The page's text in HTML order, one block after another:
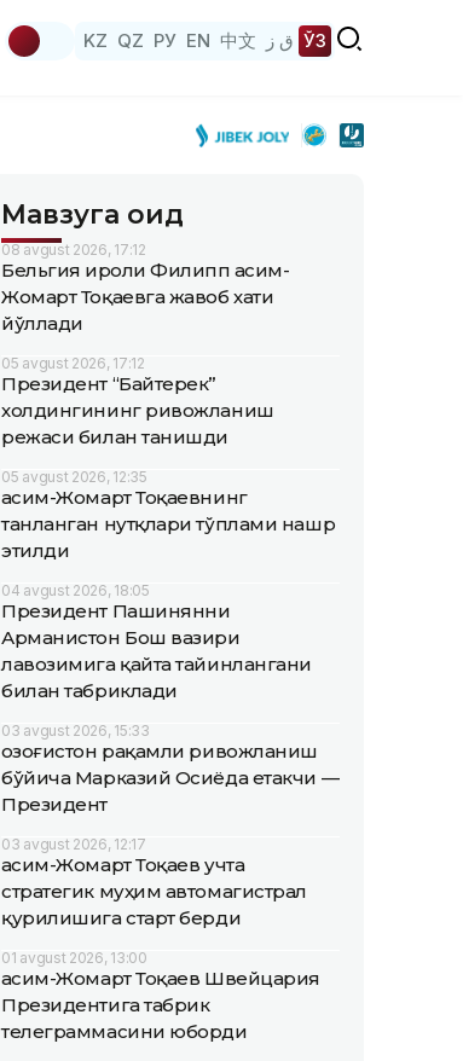
KZ QZ РУ EN 中文 ق ز ЎЗ
Мавзуга оид
08 avgust 2026, 17:12
Бельгия Қироли Филипп Қасим-
Жомарт Тоқаевга жавоб хати
йўллади
05 avgust 2026, 17:12
Президент “Байтерек”
холдингининг ривожланиш
режаси билан танишди
05 avgust 2026, 12:35
Қасим-Жомарт Тоқаевнинг
танланган нутқлари тўплами нашр
этилди
04 avgust 2026, 18:05
Президент Пашинянни
Арманистон Бош вазири
лавозимига қайта тайинлангани
билан табриклади
03 avgust 2026, 15:33
Қозоғистон рақамли ривожланиш
бўйича Марказий Осиёда етакчи —
Президент
03 avgust 2026, 12:17
Қасим-Жомарт Тоқаев учта
стратегик муҳим автомагистрал
қурилишига старт берди
01 avgust 2026, 13:00
Қасим-Жомарт Тоқаев Швейцария
Президентига табрик
телеграммасини юборди